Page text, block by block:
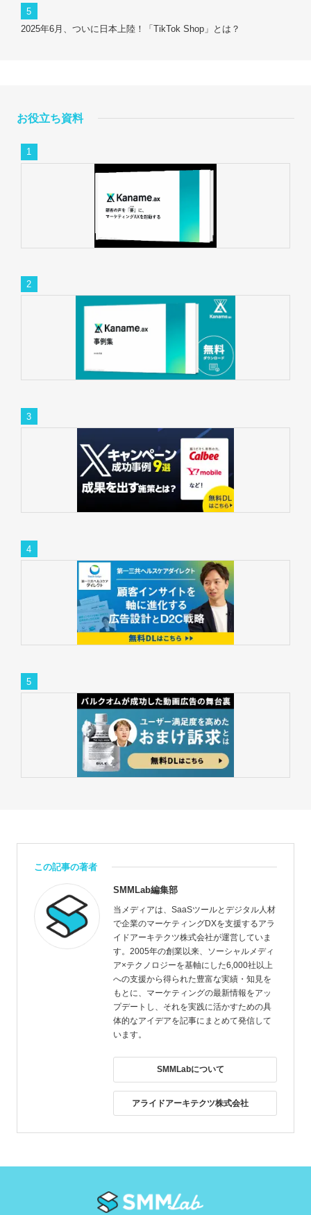
2025年6月、ついに日本上陸！「TikTok Shop」とは？
お役立ち資料
この記事の著者
SMMLab編集部
当メディアは、SaaSツールとデジタル人材
で企業のマーケティングDXを支援するアラ
イドアーキテクツ株式会社が運営していま
す。2005年の創業以来、ソーシャルメディ
ア×テクノロジーを基軸にした6,000社以上
への支援から得られた豊富な実績・知見を
もとに、マーケティングの最新情報をアッ
プデートし、それを実践に活かすための具
体的なアイデアを記事にまとめて発信して
います。
SMMLabについて
アライドアーキテクツ株式会社